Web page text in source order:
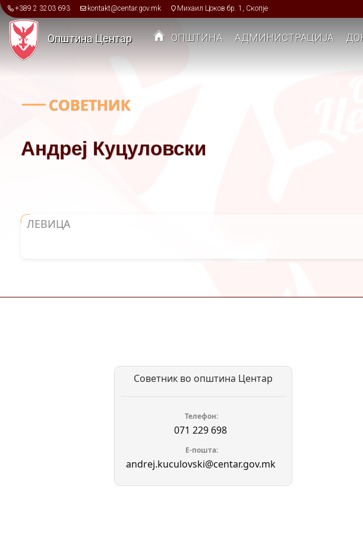
Skip to main content
+389 2 3203 693 kontakt@centar.gov.mk Михаил Цоков бр. 1, Скопје
Општина Центар ОПШТИНА АДМИНИСТРАЦИЈА
Андреј Куцуловски
ЛЕВИЦА
СОВЕТНИК
Советник во општина Центар
Телефон
071 229 698
Е-пошта
andrej.kuculovski@centar.gov.mk